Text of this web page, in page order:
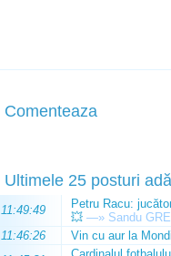
Comenteaza
Ultimele 25 posturi
11:49:49
Petru Racu:
💥 —» Sandu
11:46:26
Vin cu aur la